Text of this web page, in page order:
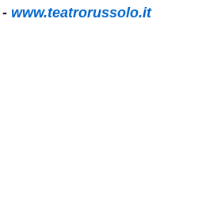
- www.teatrorussolo.it